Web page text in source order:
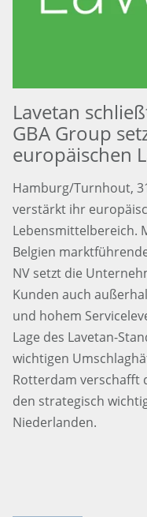
Lavetan
GBA Group
europäischen
Hamburg/Turnhout,
verstärkt ihr
Lebensmittelbereich.
Belgien
NV setzt die
Kunden auch
und hohem
Lage des Lavetan-
wichtigen
Rotterdam verschafft
den strategisch
Niederlanden.